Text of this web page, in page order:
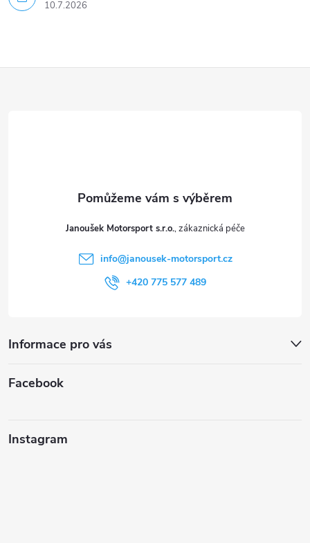
u
10.7.2026
Janoušek Motorsport s.r.o.
info@janousek-motorsport.cz
+420 775 577 489
Informace pro vás
Facebook
Instagram